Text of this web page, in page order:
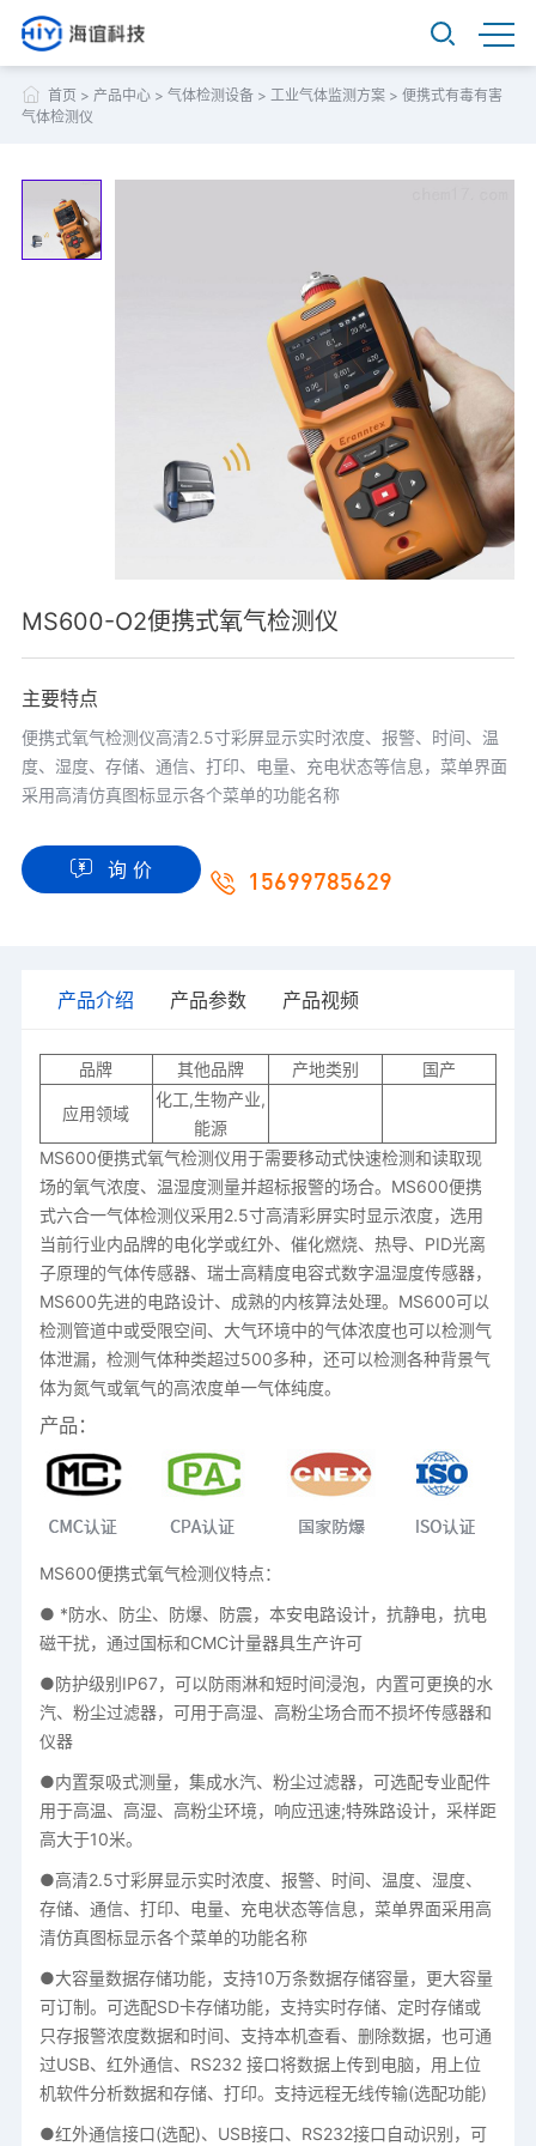
首页 > 产品中心> 气体检测设备> 工业气体监测方案> 便携式有毒有害
气体检测仪
MS600-O2便携式氧气检测仪
主要特点
便携式氧气检测仪高清2.5寸彩屏显示实时浓度、报警、时间、温
度、湿度、存储、通信、打印、电量、充电状态等信息，菜单界面
采用高清仿真图标显示各个菜单的功能名称
询 价 15699785629
产品介绍 产品参数 产品视频
品牌 其他品牌 产地类别 国产
应用领域
化工,生物产业,
能源
MS600便携式氧气检测仪用于需要移动式快速检测和读取现
场的氧气浓度、温湿度测量并超标报警的场合。MS600便携
式六合一气体检测仪采用2.5寸高清彩屏实时显示浓度，选用
当前行业内品牌的电化学或红外、催化燃烧、热导、PID光离
子原理的气体传感器、瑞士高精度电容式数字温湿度传感器，
MS600先进的电路设计、成熟的内核算法处理。MS600可以
检测管道中或受限空间、大气环境中的气体浓度也可以检测气
体泄漏，检测气体种类超过500多种，还可以检测各种背景气
体为氮气或氧气的高浓度单一气体纯度。
产品：
MS600便携式氧气检测仪特点：
● *防水、防尘、防爆、防震，本安电路设计，抗静电，抗电
磁干扰，通过国标和CMC计量器具生产许可
●防护级别IP67，可以防雨淋和短时间浸泡，内置可更换的水
汽、粉尘过滤器，可用于高湿、高粉尘场合而不损坏传感器和
仪器
●内置泵吸式测量，集成水汽、粉尘过滤器，可选配专业配件
用于高温、高湿、高粉尘环境，响应迅速;特殊路设计，采样距
高大于10米。
●高清2.5寸彩屏显示实时浓度、报警、时间、温度、湿度、
存储、通信、打印、电量、充电状态等信息，菜单界面采用高
清仿真图标显示各个菜单的功能名称
●大容量数据存储功能，支持10万条数据存储容量，更大容量
可订制。可选配SD卡存储功能，支持实时存储、定时存储或
只存报警浓度数据和时间、支持本机查看、删除数据，也可通
过USB、红外通信、RS232 接口将数据上传到电脑，用上位
机软件分析数据和存储、打印。支持远程无线传输(选配功能)
●红外通信接口(选配)、USB接口、RS232接口自动识别，可